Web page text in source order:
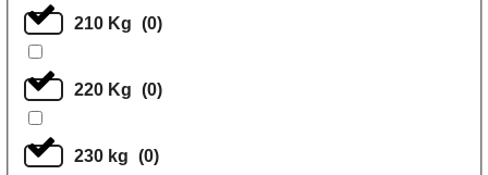
210 Kg (0)
220 Kg (0)
230 kg (0)